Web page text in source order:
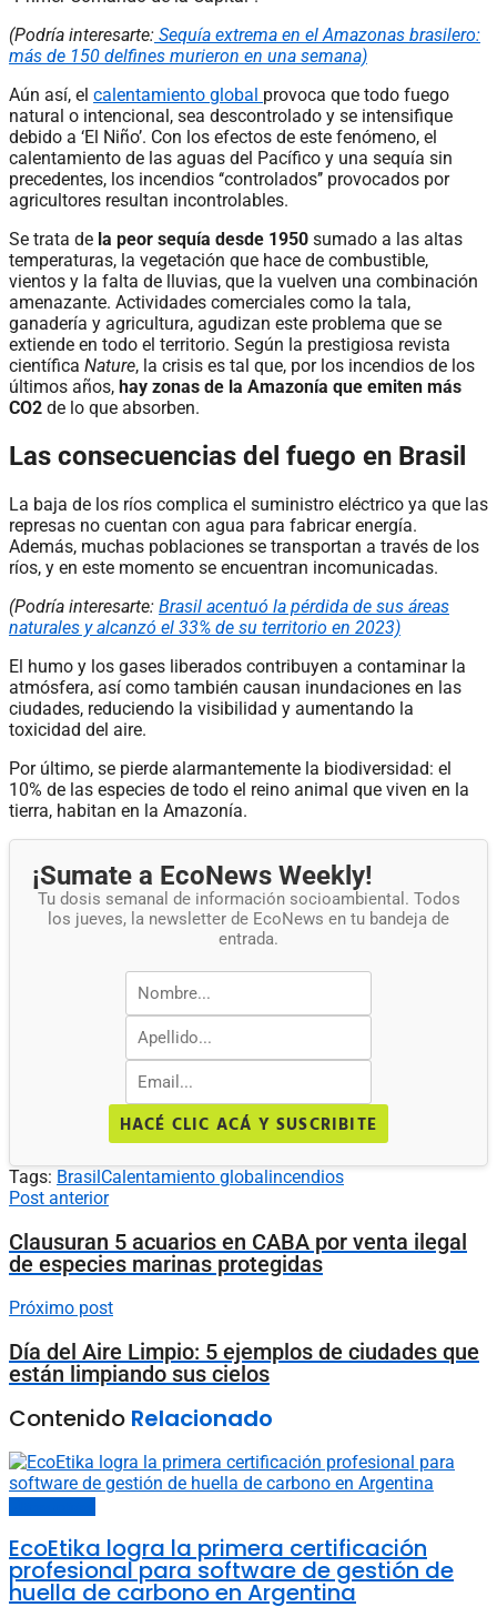
(Podría interesarte: Sequía extrema en el Amazonas brasilero:
más de 150 delfines murieron en una semana)
Aún así, el calentamiento global provoca que todo fuego
natural o intencional, sea descontrolado y se intensifique
debido a ‘El Niño’. Con los efectos de este fenómeno, el
calentamiento de las aguas del Pacífico y una sequía sin
precedentes, los incendios ‘‘controlados’’ provocados por
agricultores resultan incontrolables.
Se trata de la peor sequía desde 1950 sumado a las altas
temperaturas, la vegetación que hace de combustible,
vientos y la falta de lluvias, que la vuelven una combinación
amenazante. Actividades comerciales como la tala,
ganadería y agricultura, agudizan este problema que se
extiende en todo el territorio. Según la prestigiosa revista
científica Nature, la crisis es tal que, por los incendios de los
últimos años, hay zonas de la Amazonía que emiten más
CO2 de lo que absorben.
Las consecuencias del fuego en Brasil
La baja de los ríos complica el suministro eléctrico ya que las
represas no cuentan con agua para fabricar energía.
Además, muchas poblaciones se transportan a través de los
ríos, y en este momento se encuentran incomunicadas.
(Podría interesarte: Brasil acentuó la pérdida de sus áreas
naturales y alcanzó el 33% de su territorio en 2023)
El humo y los gases liberados contribuyen a contaminar la
atmósfera, así como también causan inundaciones en las
ciudades, reduciendo la visibilidad y aumentando la
toxicidad del aire.
Por último, se pierde alarmantemente la biodiversidad: el
10% de las especies de todo el reino animal que viven en la
tierra, habitan en la Amazonía.
¡Sumate a EcoNews Weekly!
Tu dosis semanal de información socioambiental. Todos
los jueves, la newsletter de EcoNews en tu bandeja de
entrada.
HACÉ CLIC ACÁ Y SUSCRIBITE
Tags: BrasilCalentamiento globalincendios
Post anterior
Clausuran 5 acuarios en CABA por venta ilegal
de especies marinas protegidas
Próximo post
Día del Aire Limpio: 5 ejemplos de ciudades que
están limpiando sus cielos
Contenido Relacionado
EcoEtika logra la primera certificación
profesional para software de gestión de
huella de carbono en Argentina